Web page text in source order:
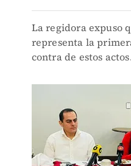
La regidora expuso
representa la
contra de estos